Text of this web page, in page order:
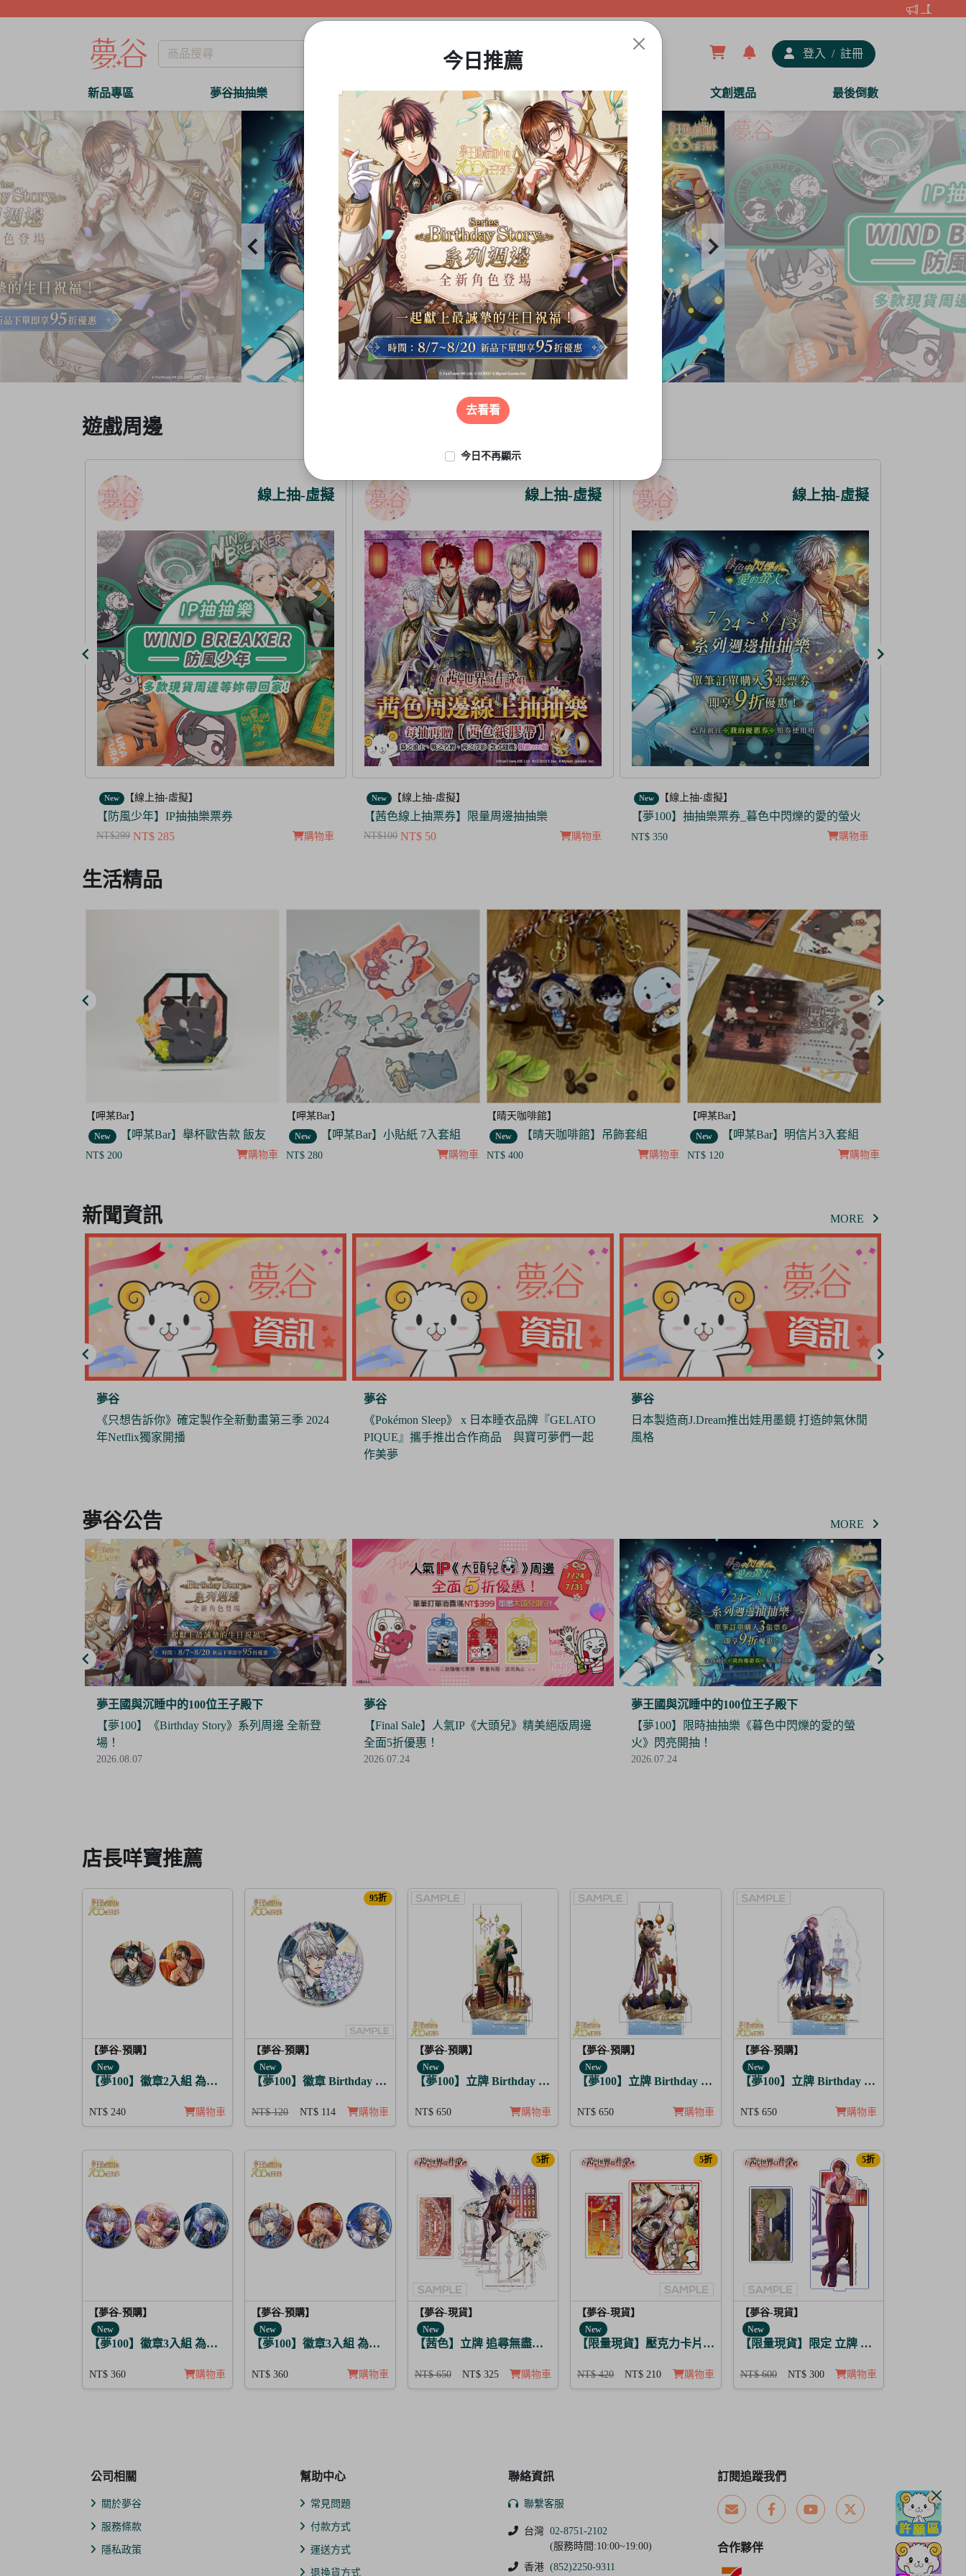
【夢谷
登入 / 註冊
新品專區 夢谷抽抽樂 盲盒公仔 動漫周邊 遊戲商品 文創選品 最後倒數
今日推薦
去看看
今日不再顯示
遊戲周邊
線上抽-虛擬
New 【線上抽-虛擬】
【茜色線上抽票券】限量周邊抽抽樂
NT$100 NT$ 50 購物車
線上抽-虛擬
New 【線上抽-虛擬】
【夢100】抽抽樂票券_暮色中閃爍的愛的螢火
NT$ 350 購物車
線上抽-虛擬
New 【線上抽-虛擬】
【防風少年】IP抽抽樂票券
NT$299 購物車
3
3
生活精品
【呷某Bar】
New 【呷某Bar】小貼紙 7入套組
NT$ 280 購物車
【晴天咖啡館】
New 【晴天咖啡館】吊飾套組
NT$ 400 購物車
【呷某Bar】
New 【呷某Bar】明信片3入套組
NT$ 120 購物車
【呷某Bar】
New 【呷某Bar】菟菟 吊飾
NT$ 120 購物車
of
新聞資訊 MORE
夢谷
《Pokémon Sleep》 x 日本睡衣品牌『GELATO
PIQUE』攜手推出合作商品 與寶可夢們一起
夢谷
日本製造商J.Dream推出娃用墨鏡 打造帥氣休閒
風格
夢谷
《地縛少年花子君》全新短篇動畫《放學後少
年花子君》將於10月份播出
of
夢谷公告 MORE
夢谷
【Final Sale】人氣IP《大頭兒》精美絕版周邊
全面5折優惠！
2026.07.24
夢王國與沉睡中的100位王子殿下
【夢100】限時抽抽樂《暮色中閃爍的愛的螢
火》閃亮開抽！
2026.07.24
夢王國與沉睡中的100位王子殿下
【夢100】角色立牌復刻抽抽樂——道格拉斯 限
時登場！
2026.07.03
店長咩寶推薦
【夢谷-預購】
New
【夢100】徽章2入組 為解開謎題的妳施加愛的魔法 堤歐朵爾
NT$ 240 購物車
95折
【夢谷-預購】
New
【夢100】徽章 Birthday Story 亞當 日覺
NT$ 120 NT$ 114 購物車
【夢谷-預購】
New
【夢100】立牌 Birthday Story 利德 月覺
NT$ 650 購物車
【夢谷-預購】
New
【夢100】立牌 Birthday Story 多羅列 月覺
NT$ 650 購物車
【夢谷-預購】
New
【夢100】立牌 Birthday Story 路魯斯 月覺
NT$ 650 購物車
【夢谷-預購】
New
【夢100】徽章3入組 為決心的落幕獻上愛之歌 葛雷希亞
NT$ 360 購物車
【夢谷-預購】
New
【夢100】徽章3入組 為解開謎題的妳施加愛的魔法 修尼
NT$ 360 購物車
5折
【夢谷-現貨】
New
【茜色】立牌 追尋無盡之愛 赤烏
NT$ 650 NT$ 325 購物車
5折
【夢谷-現貨】
New
【限量現貨】壓克力卡片立牌 傳遞心意的新春 芥川龍之介
NT$ 420 NT$ 210 購物車
5折
【夢谷-現貨】
New
【限量現貨】限定 立牌 與你乾杯 德川光圀
NT$ 600 NT$ 300 購物車
公司相關
關於夢谷
服務條款
隱私政策
幫助中心
常見問題
付款方式
運送方式
退換貨方式
聯絡資訊
聯繫客服
台灣 02-8751-2102
(服務時間:10:00~19:00)
香港 (852)2250-9311
訂閱追蹤我們
合作夥伴